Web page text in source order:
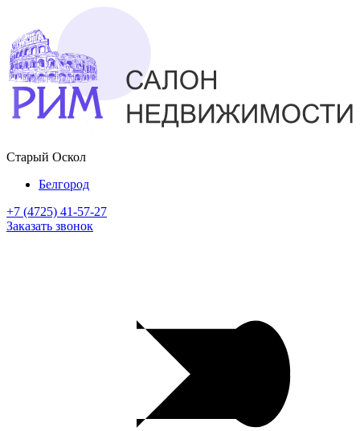
Старый Оскол
Белгород
+7 (4725) 41-57-27
Заказать звонок